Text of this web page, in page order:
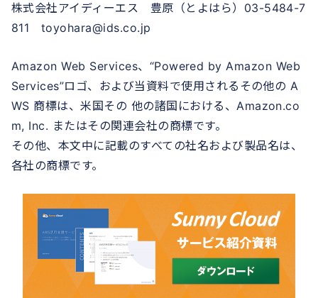
株式会社アイディーエス 豊原（とよはら）03-5484-7
811 toyohara@ids.co.jp
Amazon Web Services、“Powered by Amazon Web
Services”ロゴ、および当資料で使用されるその他の A
WS 商標は、米国その 他の諸国における、Amazon.co
m, Inc. またはその関連会社の商標です。
その他、本文中に記載のすべての社名および製品名は、
各社の商標です。